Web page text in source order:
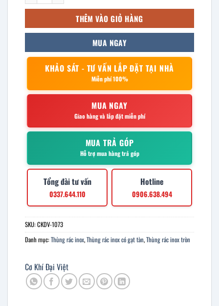
THÊM VÀO GIỎ HÀNG
MUA NGAY
KHẢO SÁT - TƯ VẤN LẮP ĐẶT TẠI NHÀ
Miễn phí 100%
MUA NGAY
Giao hàng và lắp đặt miễn phí
MUA TRẢ GÓP
Hỗ trợ mua hàng trả góp
Tổng đài tư vấn
0337.644.110
Hotline
0906.638.494
SKU:CKDV-1073
Danh mục:Thùng rác inox,Thùng rác inox có gạt tàn,Thùng rác inox tròn
Cơ Khí Đại Việt